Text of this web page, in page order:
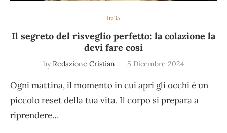
Italia
Il segreto del risveglio perfetto: la colazione la
devi fare cosi
by Redazione Cristian 5 Dicembre 2024
Ogni mattina, il momento in cui apri gli occhi è un
piccolo reset della tua vita. Il corpo si prepara a
riprendere…